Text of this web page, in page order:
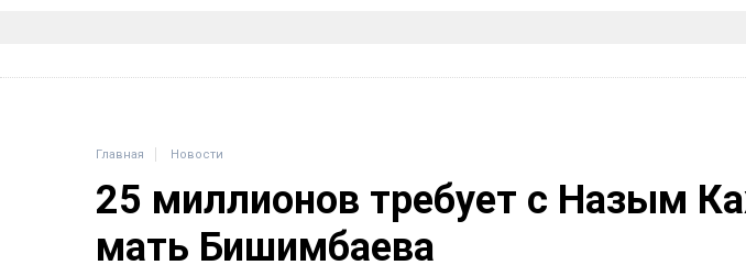
Главная Новости
25 миллионов требует с Назым
мать Бишимбаева